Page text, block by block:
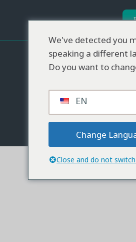
We've detected you
speaking a different
Do you want to
EN
Change
Close and do not